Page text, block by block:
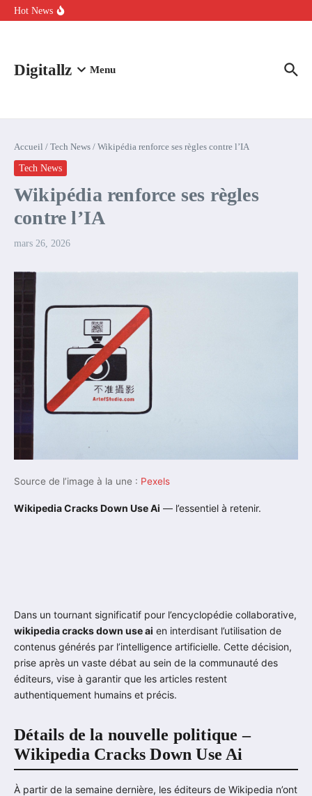
Aller au contenu
Hot News
Comment l’IA simplifie la data de caisse pour la transformer en
Digitallz Menu
Accueil / Tech News / Wikipédia renforce ses règles contre l’IA
Tech News
Wikipédia renforce ses règles
contre l’IA
mars 26, 2026
Source de l’image à la une : Pexels
Wikipedia Cracks Down Use Ai — l’essentiel à retenir.
Dans un tournant significatif pour l’encyclopédie collaborative,
wikipedia cracks down use ai en interdisant l’utilisation de
contenus générés par l’intelligence artificielle. Cette décision,
prise après un vaste débat au sein de la communauté des
éditeurs, vise à garantir que les articles restent
authentiquement humains et précis.
Détails de la nouvelle politique –
Wikipedia Cracks Down Use Ai
À partir de la semaine dernière, les éditeurs de Wikipedia n’ont